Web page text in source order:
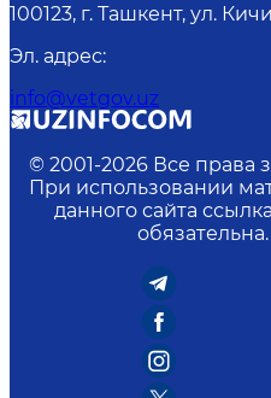
100123, г. Ташкент, ул.
Эл. адрес:
info@vetgov.uz
© 2001-2026 Все права
При использовании
данного сайта
обязательна.